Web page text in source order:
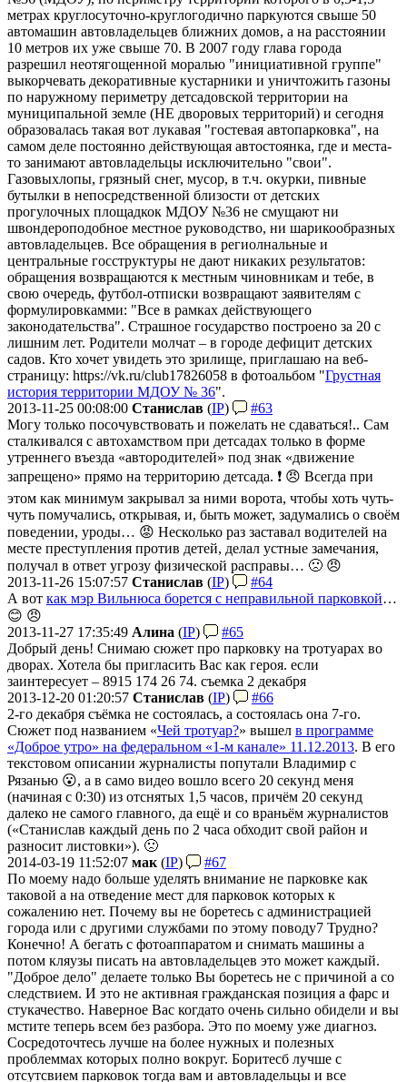
метрах круглосуточно-круглогодично паркуются свыше 50
автомашин автовладельцев ближних домов, а на расстоянии
10 метров их уже свыше 70. В 2007 году глава города
разрешил неотягощенной моралью "инициативной группе"
выкорчевать декоративные кустарники и уничтожить газоны
по наружному периметру детсадовской территории на
муниципальной земле (НЕ дворовых территорий) и сегодня
образовалась такая вот лукавая "гостевая автопарковка", на
самом деле постоянно действующая автостоянка, где и места-
то занимают автовладельцы исключительно "свои".
Газовыхлопы, грязный снег, мусор, в т.ч. окурки, пивные
бутылки в непосредственной близости от детских
прогулочных площадкок МДОУ №36 не смущают ни
швондероподобное местное руководство, ни шарикообразных
автовладельцев. Все обращения в региолнальные и
центральные госструктуры не дают никаких результатов:
обращения возвращаются к местным чиновникам и тебе, в
свою очередь, футбол-отписки возвращают заявителям с
формулировкамми: "Все в рамках действующего
законодательства". Страшное государство построено за 20 с
лишним лет. Родители молчат – в городе дефицит детских
садов. Кто хочет увидеть это зрилище, приглашаю на веб-
страницу: https://vk.ru/club17826058 в фотоальбом "Грустная
история территории МДОУ № 36".
2013-11-25 00:08:00 Станислав (IP)
#63
Могу только посочувствовать и пожелать не сдаваться!.. Сам
сталкивался c автохамством при детсадах только в форме
утреннего въезда «автородителей» под знак «движение
запрещено» прямо на территорию детсада. ❗️ 😠 Всегда при
этом как минимум закрывал за ними ворота, чтобы хоть чуть-
чуть помучались, открывая, и, быть может, задумались о своём
поведении, уроды… 😡 Несколько раз заставал водителей на
месте преступления против детей, делал устные замечания,
получал в ответ угрозу физической расправы… 🙁 😠
2013-11-26 15:07:57 Станислав (IP)
#64
А вот как мэр Вильнюса борется с неправильной парковкой…
😊 😠
2013-11-27 17:35:49 Алина (IP)
#65
Добрый день! Снимаю сюжет про парковку на тротуарах во
дворах. Хотела бы пригласить Вас как героя. если
заинтересует – 8915 174 26 74. съемка 2 декабря
2013-12-20 01:20:57 Станислав (IP)
#66
2-го декабря съёмка не состоялась, а состоялась она 7-го.
Сюжет под названием «Чей тротуар?» вышел в программе
«Доброе утро» на федеральном «1-м канале» 11.12.2013. В его
текстовом описании журналисты попутали Владимир с
Рязанью 😮, а в само видео вошло всего 20 секунд меня
(начиная с 0:30) из отснятых 1,5 часов, причём 20 секунд
далеко не самого главного, да ещё и со враньём журналистов
(«Станислав каждый день по 2 часа обходит свой район и
разносит листовки»). 🙁
2014-03-19 11:52:07 мак (IP)
#67
По моему надо больше уделять внимание не парковке как
таковой а на отведение мест для парковок которых к
сожалению нет. Почему вы не боретесь с администрацией
города или с другими службами по этому поводу7 Трудно?
Конечно! А бегать с фотоаппаратом и снимать машины а
потом кляузы писать на автовладельцев это может каждый.
"Доброе дело" делаете только Вы боретесь не с причиной а со
следствием. И это не активная гражданская позиция а фарс и
стукачество. Наверное Вас когдато очень сильно обидели и вы
мстите теперь всем без разбора. Это по моему уже диагноз.
Сосредоточтесь лучше на более нужных и полезных
проблеммах которых полно вокруг. Боритесб лучше с
отсутсвием парковок тогда вам и автовладельцы и все